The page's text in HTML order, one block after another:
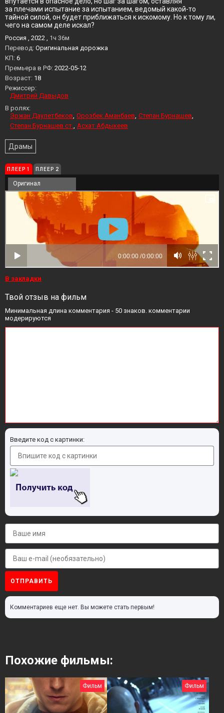
за плечами испытание за испытанием, ведомый какой-то
тайной силой, он будет приближаться к искомому. Но к тому ли,
чего на самом деле искал?
Россия , 2022 , 1ч 36м
Перевод: Оригинальная дорожка
KП: 6
Премьера в РФ: 2022-05-12
Возраст: 18
Режиссер:
Дмитрий Давыдов
В ролях:
Эржан Даулетбеков Орозбек Аманбаев Степан Бурнашев
Степан Бурнашев ст. Асхат Абдыкеев
Драмы
ПЛЕЕР 1 ПЛЕЕР 2
Оригинал
В закладки
Твой отзыв на фильм
Минимальная длина комментария - 50 знаков. комментарии
модерируются
Введите код с картинки:
ОТПРАВИТЬ
Комментариев еще нет. Вы можете стать первым!
Похожие фильмы:
Фильм Фильм